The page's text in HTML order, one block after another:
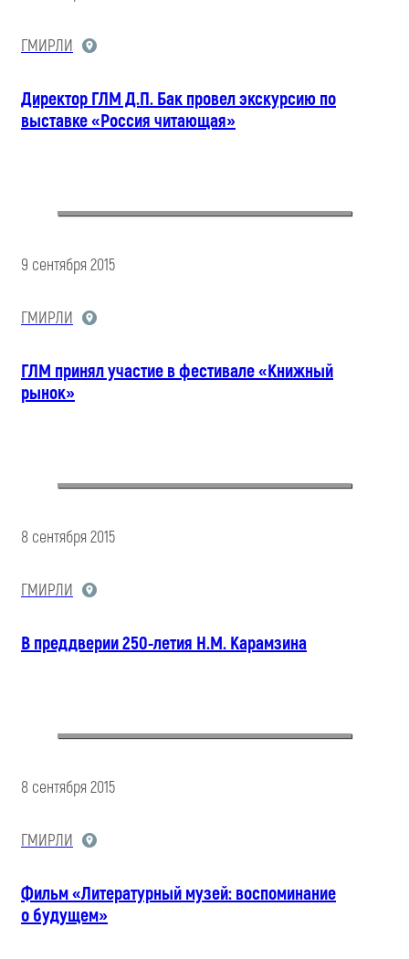
ГМИРЛИ
Директор ГЛМ Д.П. Бак провел экскурсию по
выставке «Россия читающая»
9 сентября 2015
ГМИРЛИ
ГЛМ принял участие в фестивале «Книжный
рынок»
8 сентября 2015
ГМИРЛИ
В преддверии 250-летия Н.М. Карамзина
8 сентября 2015
ГМИРЛИ
Фильм «Литературный музей: воспоминание
о будущем»